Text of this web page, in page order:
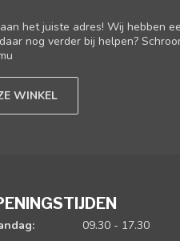
het juiste adres! Wij hebben
nog verder bij helpen?
WINKEL
09.30 - 17.30